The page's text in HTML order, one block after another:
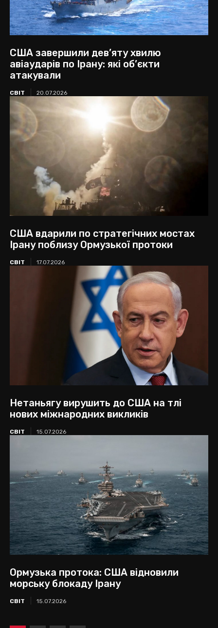
США завершили дев’яту хвилю
авіаударів по Ірану: які об’єкти
атакували
СВІТ 20.07.2026
США вдарили по стратегічних мостах
Ірану поблизу Ормузької протоки
СВІТ 17.07.2026
Нетаньягу вирушить до США на тлі
нових міжнародних викликів
СВІТ 15.07.2026
Ормузька протока: США відновили
морську блокаду Ірану
СВІТ 15.07.2026